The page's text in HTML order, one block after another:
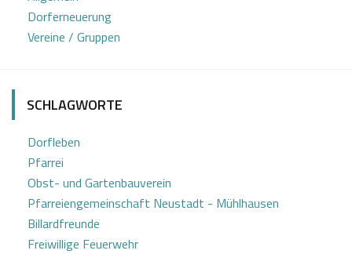
2t
Dorferneuerung
Vereine / Gruppen
SCHLAGWORTE
Dorfleben
Pfarrei
Obst- und Gartenbauverein
Pfarreiengemeinschaft Neustadt - Mühlhausen
Billardfreunde
Freiwillige Feuerwehr